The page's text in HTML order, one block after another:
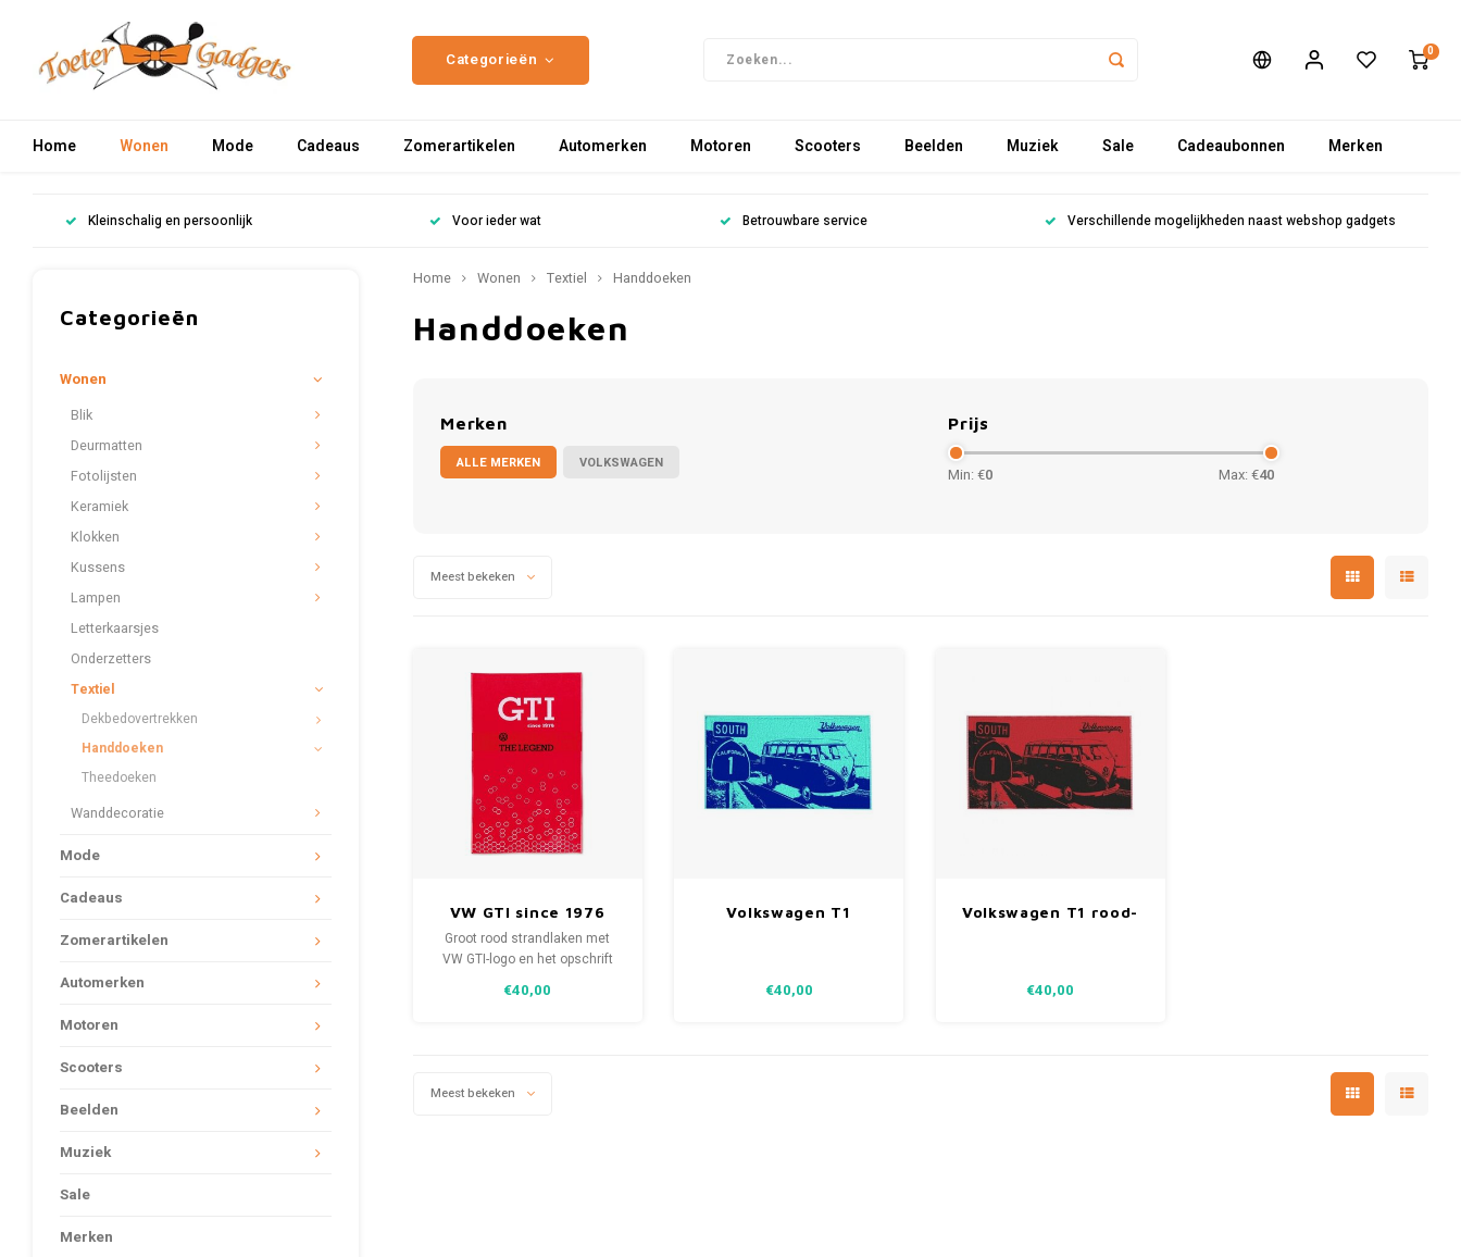
Categorieën 0
Home Wonen Mode Cadeaus Zomerartikelen Automerken Motoren Scooters Beelden Muziek Sale Cadeaubonnen Merken
Kleinschalig en persoonlijk Voor ieder wat Betrouwbare service Verschillende mogelijkheden naast webshop gadgets
Categorieën
Wonen
Blik
Deurmatten
Fotolijsten
Keramiek
Klokken
Kussens
Lampen
Letterkaarsjes
Onderzetters
Textiel
Dekbedovertrekken
Handdoeken
Theedoeken
Wanddecoratie
Mode
Cadeaus
Zomerartikelen
Automerken
Motoren
Scooters
Beelden
Muziek
Sale
Merken
Home Wonen Textiel Handdoeken
Handdoeken
Merken
ALLE MERKEN VOLKSWAGEN
Prijs
Min: €0 Max: €40
Meest bekeken
VW GTI since 1976
rood strandlaken -
The Legend
Groot rood strandlaken met
VW GTI-logo en het opschrift
van hoogwaardige kwaliteit is
€40,00
Volkswagen T1
€40,00
Volkswagen T1 rood-
€40,00
Meest bekeken